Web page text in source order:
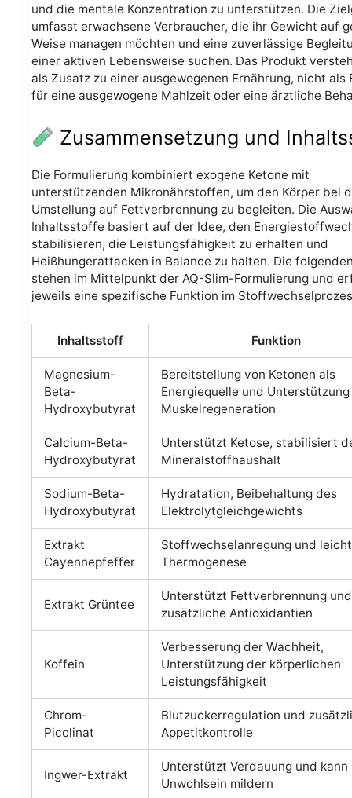
und die mentale Konzentration zu unterstützen. Die
umfasst erwachsene Verbraucher, die ihr Gewicht auf
Weise managen möchten und eine zuverlässige
einer aktiven Lebensweise suchen. Das Produkt
als Zusatz zu einer ausgewogenen Ernährung, nicht als
für eine ausgewogene Mahlzeit oder eine ärztliche
Zusammensetzung und
Die Formulierung kombiniert exogene Ketone mit
unterstützenden Mikronährstoffen, um den Körper bei
Umstellung auf Fettverbrennung zu begleiten. Die
Inhaltsstoffe basiert auf der Idee, den
stabilisieren, die Leistungsfähigkeit zu erhalten und
Heißhungerattacken in Balance zu halten. Die
stehen im Mittelpunkt der AQ-Slim-Formulierung und
jeweils eine spezifische Funktion im
Inhaltsstoff Funktion
Magnesium-
Beta-
Hydroxybutyrat
Bereitstellung von Ketonen als
Energiequelle und
Muskelregeneration
Calcium-Beta-
Hydroxybutyrat
Unterstützt Ketose, stabilisiert
Mineralstoffhaushalt
Sodium-Beta-
Hydroxybutyrat
Hydratation, Beibehaltung des
Elektrolytgleichgewichts
Extrakt
Cayennepfeffer
Stoffwechselanregung und
Thermogenese
Extrakt Grüntee
Unterstützt Fettverbrennung
zusätzliche Antioxidantien
Koffein
Verbesserung der Wachheit,
Unterstützung der körperlichen
Leistungsfähigkeit
Chrom-
Picolinat
Blutzuckerregulation und
Appetitkontrolle
Ingwer-Extrakt
Unterstützt Verdauung und kann
Unwohlsein mildern